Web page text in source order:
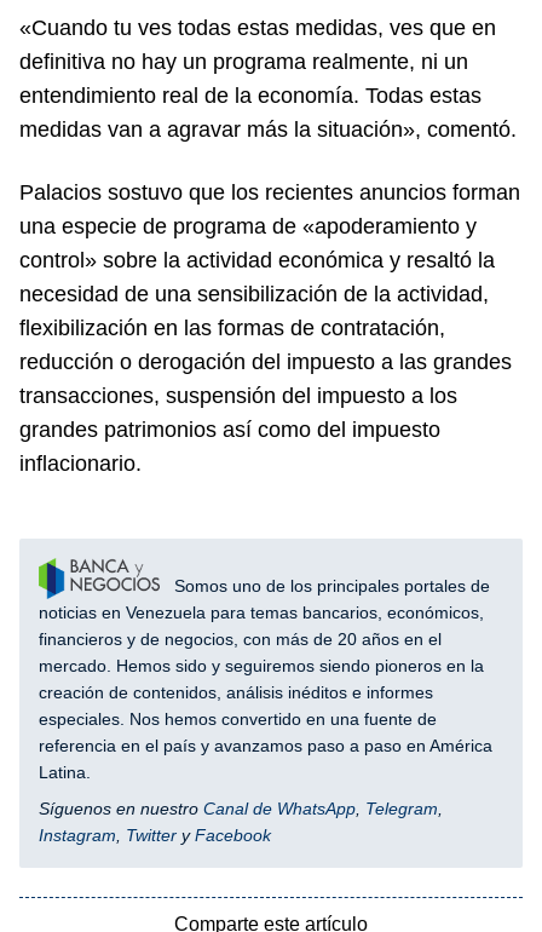
«Cuando tu ves todas estas medidas, ves que en
definitiva no hay un programa realmente, ni un
entendimiento real de la economía. Todas estas
medidas van a agravar más la situación», comentó.
Palacios sostuvo que los recientes anuncios forman
una especie de programa de «apoderamiento y
control» sobre la actividad económica y resaltó la
necesidad de una sensibilización de la actividad,
flexibilización en las formas de contratación,
reducción o derogación del impuesto a las grandes
transacciones, suspensión del impuesto a los
grandes patrimonios así como del impuesto
inflacionario.
Somos uno de los principales portales de
noticias en Venezuela para temas bancarios, económicos,
financieros y de negocios, con más de 20 años en el
mercado. Hemos sido y seguiremos siendo pioneros en la
creación de contenidos, análisis inéditos e informes
especiales. Nos hemos convertido en una fuente de
referencia en el país y avanzamos paso a paso en América
Latina.
Síguenos en nuestro Canal de WhatsApp Telegram
Instagram
Twitter yFacebook
Comparte este artículo